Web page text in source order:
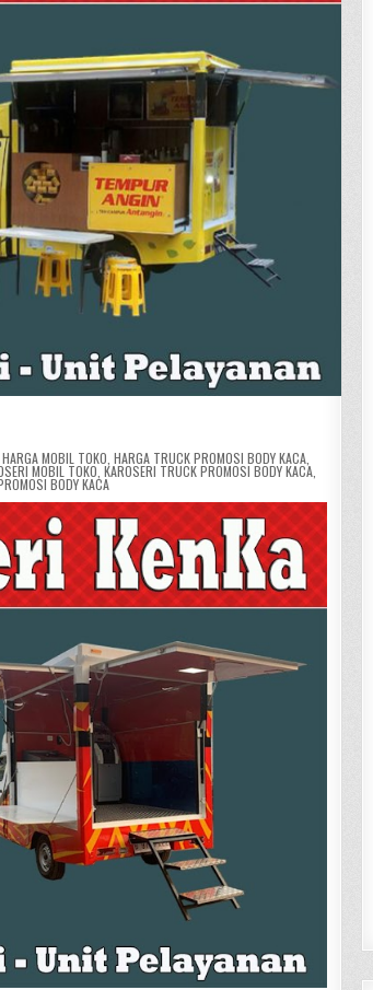
,HARGA MOBIL TOKO ,HARGA TRUCK PROMOSI BODY KACA
MOBIL TOKO KAROSERI TRUCK PROMOSI BODY KACA,
BODY KACA